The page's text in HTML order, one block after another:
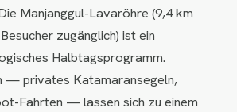
Manjanggul-Lavaröhre (9,4 km
zugänglich) ist ein
Halbtagsprogramm.
— privates Katamaransegeln,
Fahrten — lassen sich zu einem